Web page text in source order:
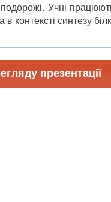
Учні
контексті синтезу
презентації